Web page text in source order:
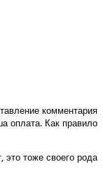
комментария
оплата. Как правило
это тоже своего рода